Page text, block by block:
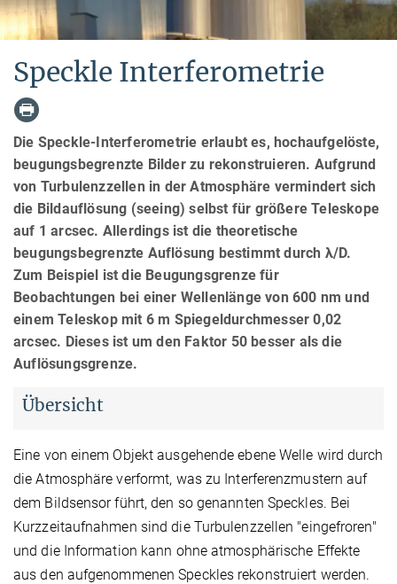
Speckle Interferometrie
Die Speckle-Interferometrie erlaubt es, hochaufgelöste,
beugungsbegrenzte Bilder zu rekonstruieren. Aufgrund
von Turbulenzzellen in der Atmosphäre vermindert sich
die Bildauflösung (seeing) selbst für größere Teleskope
auf 1 arcsec. Allerdings ist die theoretische
beugungsbegrenzte Auflösung bestimmt durch λ/D.
Zum Beispiel ist die Beugungsgrenze für
Beobachtungen bei einer Wellenlänge von 600 nm und
einem Teleskop mit 6 m Spiegeldurchmesser 0,02
arcsec. Dieses ist um den Faktor 50 besser als die
Auflösungsgrenze.
Übersicht
Eine von einem Objekt ausgehende ebene Welle wird durch
die Atmosphäre verformt, was zu Interferenzmustern auf
dem Bildsensor führt, den so genannten Speckles. Bei
Kurzzeitaufnahmen sind die Turbulenzzellen "eingefroren"
und die Information kann ohne atmosphärische Effekte
aus den aufgenommenen Speckles rekonstruiert werden.